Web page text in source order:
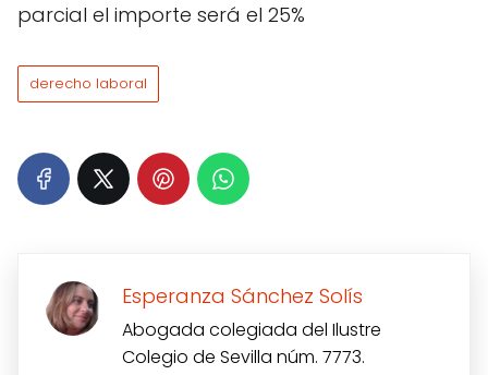
parcial el importe será el 25%
derecho laboral
Esperanza Sánchez Solís
Abogada colegiada del Ilustre
Colegio de Sevilla núm. 7773.